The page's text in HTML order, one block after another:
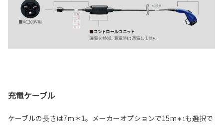
充電ケーブル
ケーブルの長さは7m＊1。メーカーオプションで15m＊1も選択で